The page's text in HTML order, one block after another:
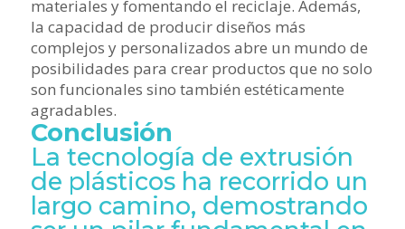
materiales y fomentando el reciclaje. Además,
la capacidad de producir diseños más
complejos y personalizados abre un mundo de
posibilidades para crear productos que no solo
son funcionales sino también estéticamente
agradables.
Conclusión
La tecnología de extrusión
de plásticos ha recorrido un
largo camino, demostrando